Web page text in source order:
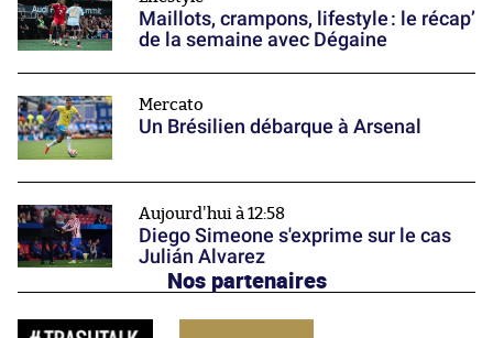
Maillots, crampons, lifestyle : le récap’
de la semaine avec Dégaine
Mercato
Un Brésilien débarque à Arsenal
Aujourd'hui à 12:58
Diego Simeone s'exprime sur le cas
Julián Alvarez
Nos partenaires